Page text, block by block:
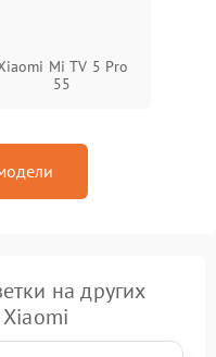
Mi TV 5 Pro
55
на других